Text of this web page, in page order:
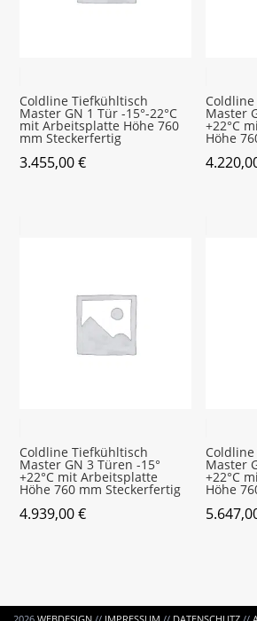
Coldline Tiefkühltisch
Master GN 1 Tür -15°-22°C
mit Arbeitsplatte Höhe 760
mm Steckerfertig
3.455,00€
Master
+22°C
Höhe
Coldline Tiefkühltisch
Master GN 3 Türen -15°
+22°C mit Arbeitsplatte
Höhe 760 mm Steckerfertig
4.939,00€
Master
+22°C
Höhe